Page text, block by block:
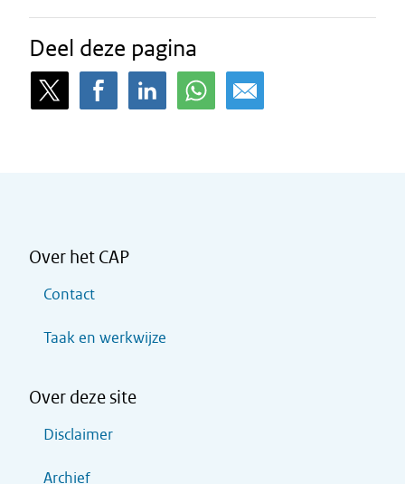
Deel deze pagina
Over het CAP
Contact
Taak en werkwijze
Over deze site
Disclaimer
Archief